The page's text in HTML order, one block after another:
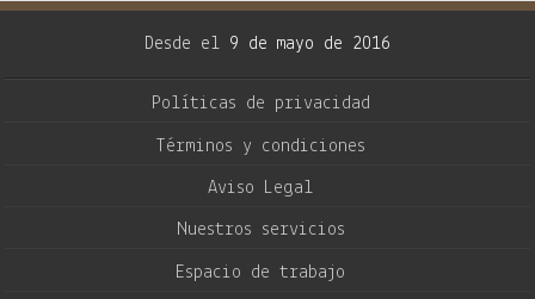
Desde el 9 de mayo de 2016
Políticas de privacidad
Términos y condiciones
Aviso Legal
Nuestros servicios
Espacio de trabajo